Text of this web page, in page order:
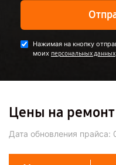
Нажимая на кнопку
моих персональных данных
Цены на
Дата обновления прайса: